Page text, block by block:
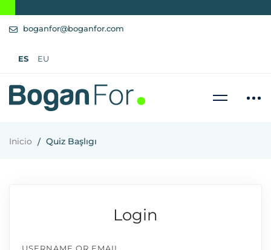
boganfor@boganfor.com
ES EU
Inicio Quiz Başlıgı
Login